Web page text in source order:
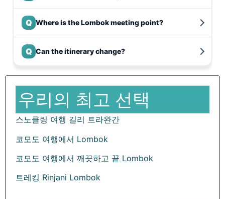
우리의 최고 선택
스노클링 여행 길리 트라완간
코모도 여행에서 Lombok
코모도 여행에서 깨끗하고 끝 Lombok
트레킹 Rinjani Lombok
Q Where is the Lombok meeting point?
Q Can the itinerary change?